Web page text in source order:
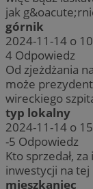
jak
górnik
2024-11-14 o
4 Odpowiedz
Od zjeżdżania
może
wireckiego
typ lokalny
2024-11-14 o
-5 Odpowiedz
Kto sprzedał,
inwestycji na
mieszkaniec